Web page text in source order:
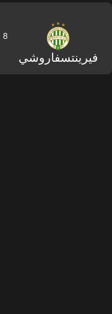
فيرينتسفاروشي
8 أغسطس 2026